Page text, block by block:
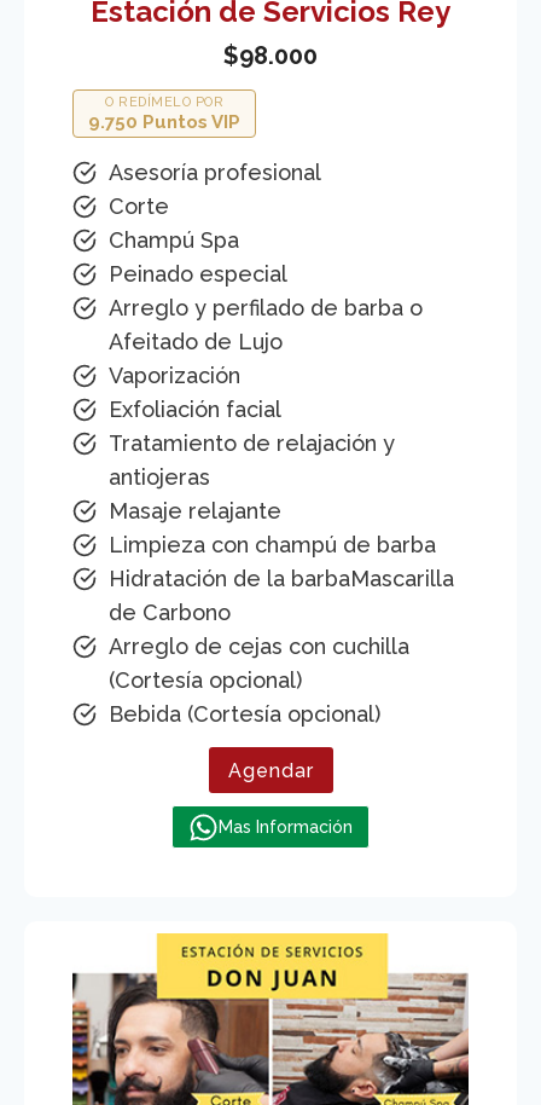
Estación de Servicios Rey
$98.000
O REDÍMELO POR
9.750 Puntos VIP
Asesoría profesional
Corte
Champú Spa
Peinado especial
Arreglo y perfilado de barba o
Afeitado de Lujo
Vaporización
Exfoliación facial
Tratamiento de relajación y
antiojeras
Masaje relajante
Limpieza con champú de barba
Hidratación de la barbaMascarilla
de Carbono
Arreglo de cejas con cuchilla
(Cortesía opcional)
Bebida (Cortesía opcional)
Agendar
Mas Información